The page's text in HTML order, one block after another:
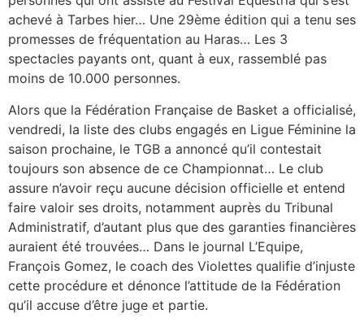
achevé à Tarbes hier… Une 29ème édition qui a tenu ses
promesses de fréquentation au Haras… Les 3
spectacles payants ont, quant à eux, rassemblé pas
moins de 10.000 personnes.
Alors que la Fédération Française de Basket a officialisé,
vendredi, la liste des clubs engagés en Ligue Féminine la
saison prochaine, le TGB a annoncé qu’il contestait
toujours son absence de ce Championnat… Le club
assure n’avoir reçu aucune décision officielle et entend
faire valoir ses droits, notamment auprès du Tribunal
Administratif, d’autant plus que des garanties financières
auraient été trouvées… Dans le journal L’Equipe,
François Gomez, le coach des Violettes qualifie d’injuste
cette procédure et dénonce l’attitude de la Fédération
qu’il accuse d’être juge et partie.